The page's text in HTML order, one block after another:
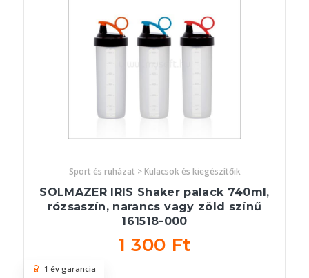
Sport és ruházat > Kulacsok és kiegészítőik
SOLMAZER IRIS Shaker palack 740ml,
rózsaszín, narancs vagy zöld színű
161518-000
1 300 Ft
1 év garancia